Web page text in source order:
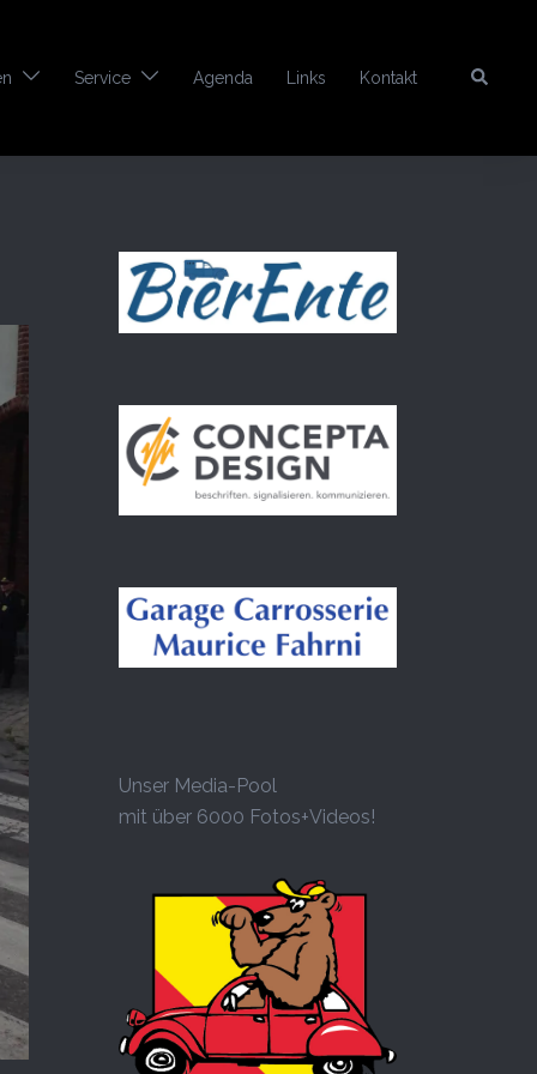
Service Agenda Links Kontakt Search
Unser Media-Pool
mit über 6000 Fotos+Videos!